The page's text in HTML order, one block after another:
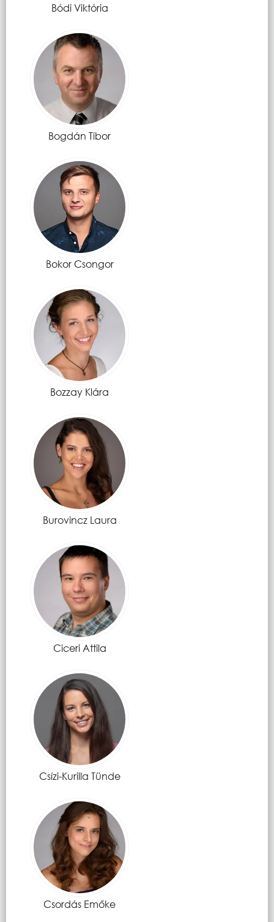
Bódi Viktória
Bogdán Tibor
Bokor Csongor
Bozzay Klára
Burovincz Laura
Ciceri Attila
Csízi-Kurilla Tünde
Csordás Emőke